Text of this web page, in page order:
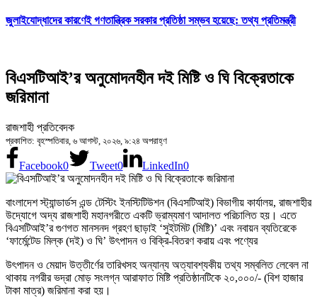
জুলাইযোদ্ধাদের কারণেই গণতান্ত্রিক সরকার প্রতিষ্ঠা সম্ভব হয়েছে: তথ্য প্রতিমন্ত্রী
বিএসটিআই’র অনুমোদনহীন দই মিষ্টি ও ঘি বিক্রেতাকে
জরিমানা
রাজশাহী প্রতিবেদক
প্রকাশিত: বৃহস্পতিবার, ৬ আগস্ট, ২০২৬, ৯:২৪ অপরাহ্ণ
Facebook0 Tweet0 LinkedIn0
বাংলাদেশ স্ট্যান্ডার্ডস এন্ড টেস্টিং ইনস্টিটিউশন (বিএসটিআই) বিভাগীয় কার্যালয়, রাজশাহীর
উদ্যোগে অদ্য রাজশাহী মহানগরীতে একটি ভ্রাম্যমাণ আদালত পরিচালিত হয়। এতে
বিএসটিআই’র গুণগত মানসনদ গ্রহণ ছাড়াই ‘সুইটমিট (মিষ্টি)’ এবং নবায়ন ব্যতিরেকে
‘ফার্মেন্টেড মিল্ক (দই) ও ঘি’ উৎপাদন ও বিক্রি-বিতরণ করায় এবং পণ্যের
উৎপাদন ও মেয়াদ উত্তীর্ণের তারিখসহ অন্যান্য অত্যাবশ্যকীয় তথ্য সম্বলিত লেবেল না
থাকায় নগরীর ভদ্রা মোড় সংলগ্ন আরাফাত মিষ্টি প্রতিষ্ঠানটিকে ২০,০০০/- (বিশ হাজার
টাকা মাত্র) জরিমানা করা হয়।